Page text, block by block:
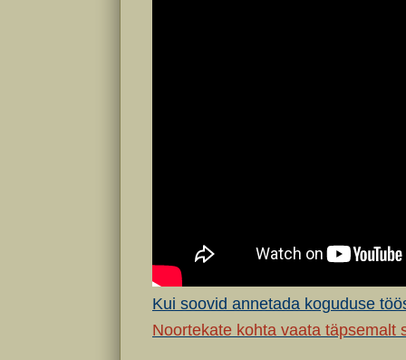
Kui soovid annetada koguduse
Noortekate kohta vaata